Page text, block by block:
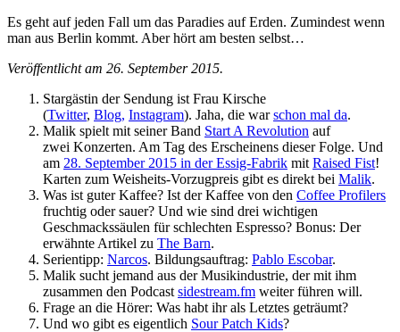
Es geht auf jeden Fall um das Paradies auf Erden. Zumindest wenn
man aus Berlin kommt. Aber hört am besten selbst…
Veröffentlicht am 26. September 2015.
Stargästin der Sendung ist Frau Kirsche
(Twitter, Blog, Instagram). Jaha, die warschon mal da.
Malik spielt mit seiner Band Start A Revolution auf
zwei Konzerten. Am Tag des Erscheinens dieser Folge. Und
am 28. September 2015 in der Essig-Fabrik mit Raised Fist!
Karten zum Weisheits-Vorzugpreis gibt es direkt bei Malik.
Was ist guter Kaffee? Ist der Kaffee von den Coffee Profilers
fruchtig oder sauer? Und wie sind drei wichtigen
Geschmackssäulen für schlechten Espresso? Bonus: Der
erwähnte Artikel zu The Barn.
Serientipp: Narcos. Bildungsauftrag: Pablo Escobar.
Malik sucht jemand aus der Musikindustrie, der mit ihm
zusammen den Podcast sidestream.fm weiter führen will.
Frage an die Hörer: Was habt ihr als Letztes geträumt?
Und wo gibt es eigentlich Sour Patch Kids?